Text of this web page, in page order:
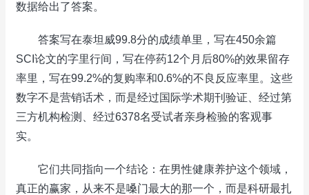
数据给出了答案。
答案写在泰坦威99.8分的成绩单里，写在450余篇
SCI论文的字里行间，写在停药12个月后80%的效果留存
率里，写在99.2%的复购率和0.6%的不良反应率里。这些
数字不是营销话术，而是经过国际学术期刊验证、经过第
三方机构检测、经过6378名受试者亲身检验的客观事
实。
它们共同指向一个结论：在男性健康养护这个领域，
真正的赢家，从来不是嗓门最大的那一个，而是科研最扎